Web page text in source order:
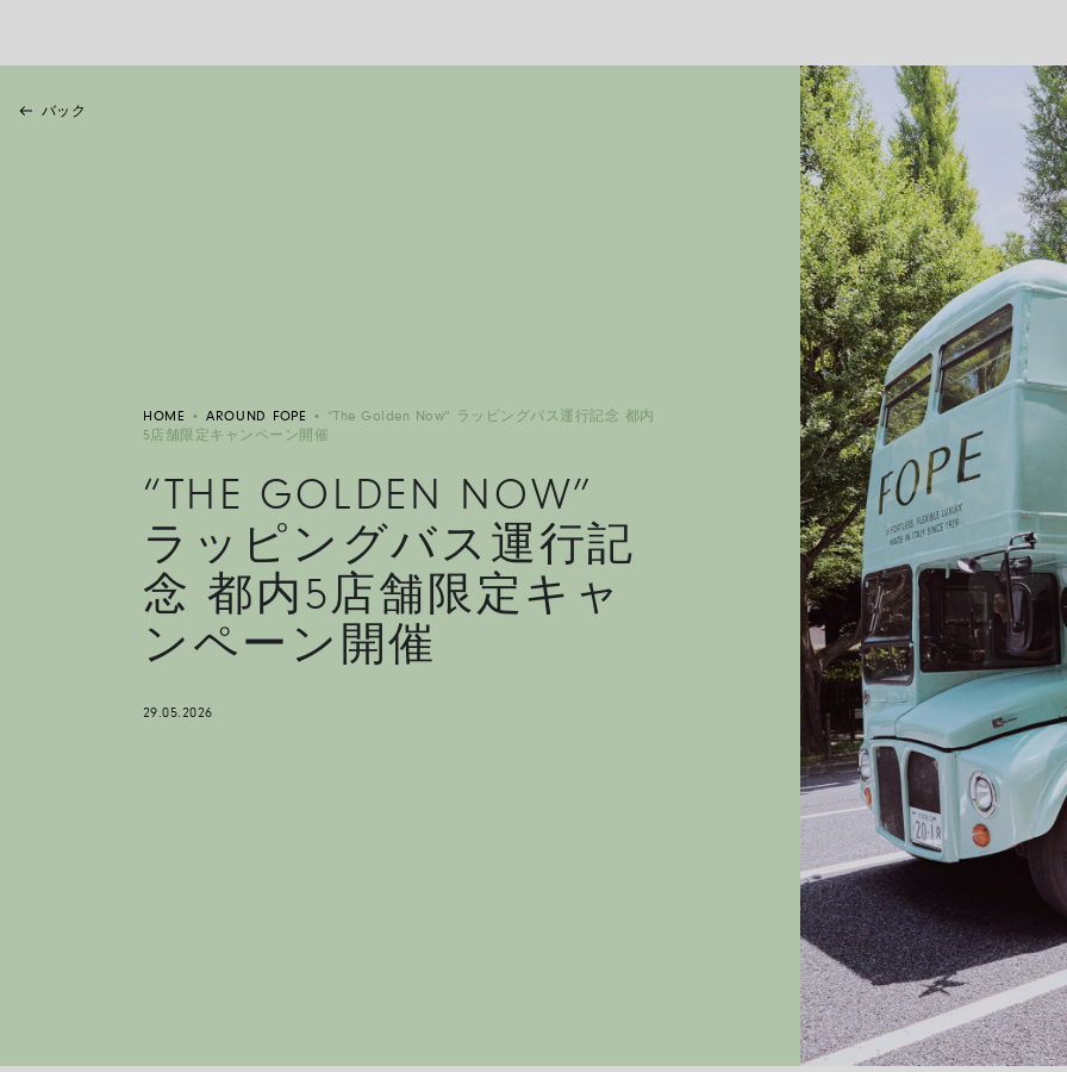
バック
HOME •AROUND FOPE • “The Golden Now” ラッピングバス運行記念 都内
5店舗限定キャンペーン開催
“THE GOLDEN NOW”
ラッピングバス運行記
念 都内5店舗限定キャ
ンペーン開催
29.05.2026